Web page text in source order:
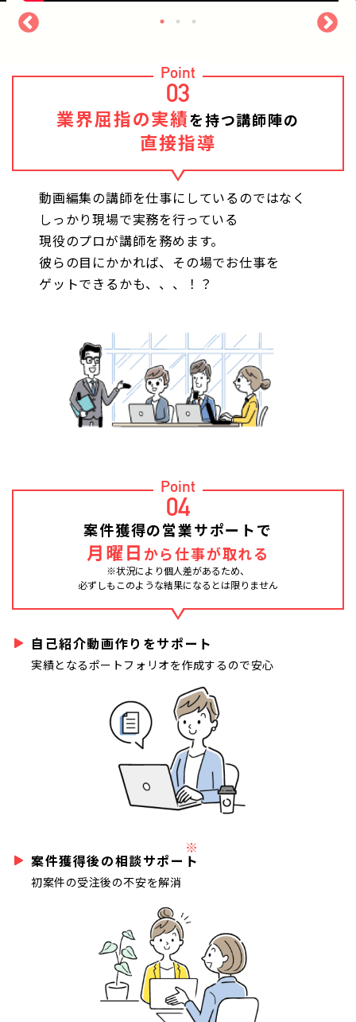
Point
03
業界屈指の実績を持つ講師陣の
直接指導
動画編集の講師を仕事にしているのではなく
しっかり現場で実務を行っている
現役のプロが講師を務めます。
彼らの目にかかれば、その場でお仕事を
ゲットできるかも、、、！？
Point
04
案件獲得の営業サポートで
月曜日 から仕事が取れる
※状況により個人差があるため、
必ずしもこのような結果になるとは限りません
自己紹介動画作りをサポート
実績となるポートフォリオを作成するので安心
案件獲得後の相談サポート
※
初案件の受注後の不安を解消